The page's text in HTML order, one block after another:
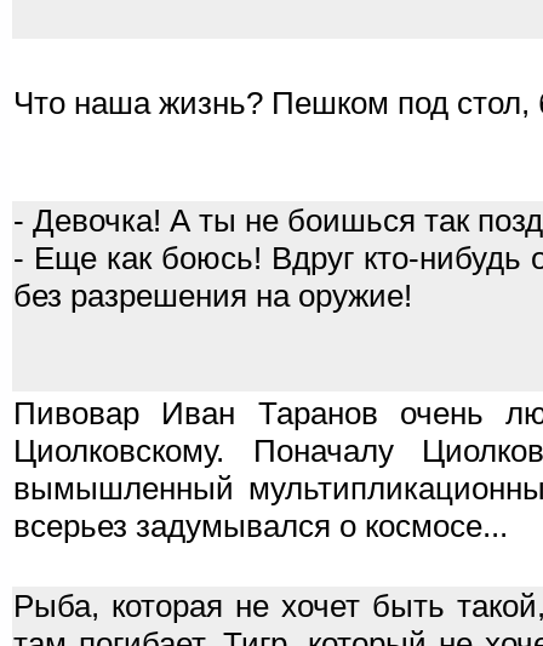
Что наша жизнь? Пешком под стол,
- Девочка! А ты не боишься так
- Еще как боюсь! Вдруг кто-нибудь
без разрешения на оружие!
Пивовар Иван Таранов очень
Циолковскому. Поначалу
вымышленный
всерьез задумывался о космосе...
Рыба, которая не хочет быть